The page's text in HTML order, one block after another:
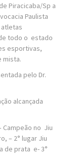
Piracicaba/Sp a
Paulista
atletas
todo o estado
esportivas,
mista.
pelo Dr.
alcançada
Campeão no Jiu
– 2° lugar Jiu
de prata e- 3°